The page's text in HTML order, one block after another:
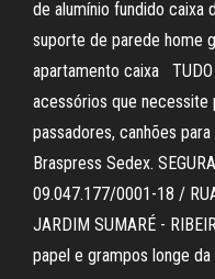
de alumínio fundido caixa
suporte de parede home
apartamento caixa TUDO
acessórios que necessite
passadores, canhões
Braspress Sedex.
09.047.177/0001-18 /
JARDIM SUMARÉ -
papel e grampos longe